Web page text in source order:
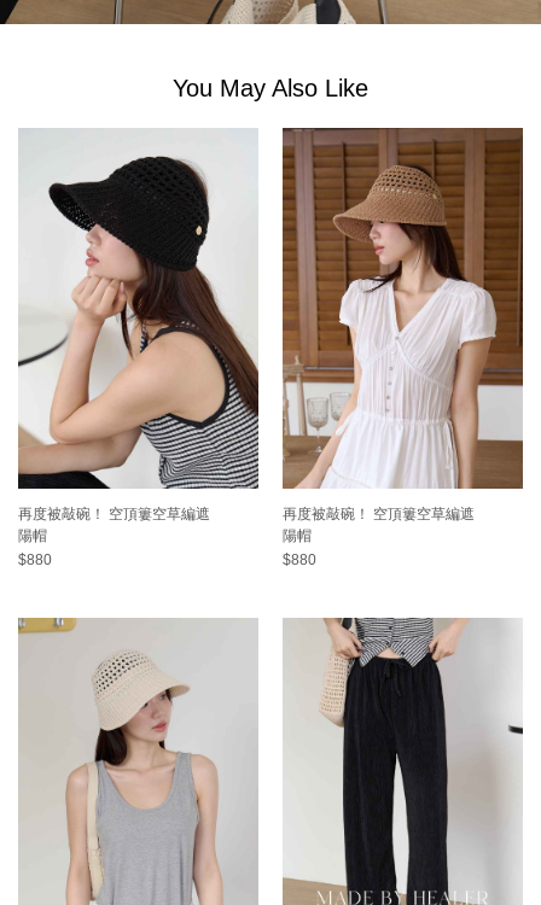
You May Also Like
再度被敲碗！ 空頂簍空草編遮
陽帽
$880
再度被敲碗！ 空頂簍空草編遮
陽帽
$880